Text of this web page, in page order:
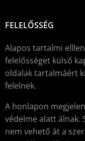
FELELŐSSÉG
Alapos tartalmi
felelősséget külső
oldalak tartalmáért
felelnek.
A honlapon
védelme alatt álnak.
nem vehető át a